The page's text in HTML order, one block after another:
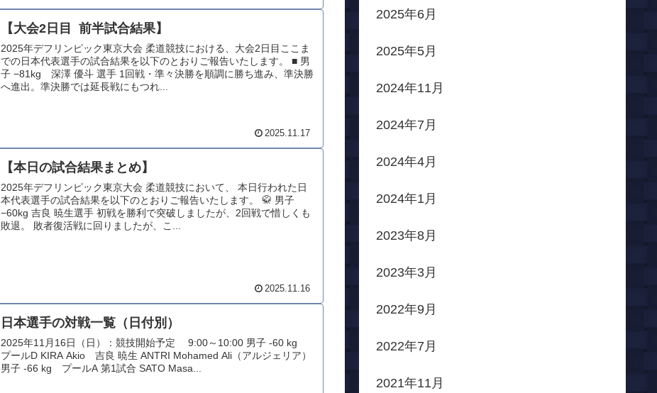
【大会2日目 前半試合結果】
2025年デフリンピック東京大会 柔道競技における、大会2日目ここま
での日本代表選手の試合結果を以下のとおりご報告いたします。 ■ 男
子 −81kg 深澤 優斗 選手 1回戦・準々決勝を順調に勝ち進み、準決勝
へ進出。準決勝では延長戦にもつれ...
2025.11.17
【本日の試合結果まとめ】
2025年デフリンピック東京大会 柔道競技において、 本日行われた日
本代表選手の試合結果を以下のとおりご報告いたします。 🥋 男子
−60kg 吉良 暁生選手 初戦を勝利で突破しましたが、2回戦で惜しくも
敗退。 敗者復活戦に回りましたが、こ...
2025.11.16
日本選手の対戦一覧（日付別）
2025年11月16日（日）：競技開始予定 9:00～10:00 男子 -60 kg
プールD KIRA Akio 吉良 暁生 ANTRI Mohamed Ali（アルジェリア）
男子 -66 kg プールA 第1試合 SATO Masa...
2025年6月
2025年5月
2024年11月
2024年7月
2024年4月
2024年1月
2023年8月
2023年3月
2022年9月
2022年7月
2021年11月